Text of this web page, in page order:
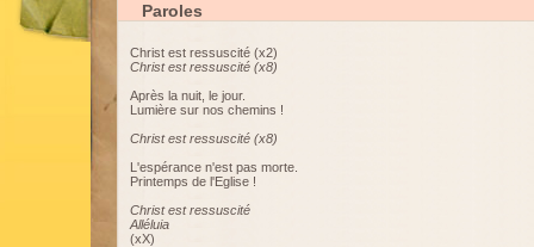
Paroles
Christ est ressuscité (x2)
Christ est ressuscité (x8)
Après la nuit, le jour.
Lumière sur nos chemins !
Christ est ressuscité (x8)
L'espérance n'est pas morte.
Printemps de l'Eglise !
Christ est ressuscité
Alléluia
(xX)